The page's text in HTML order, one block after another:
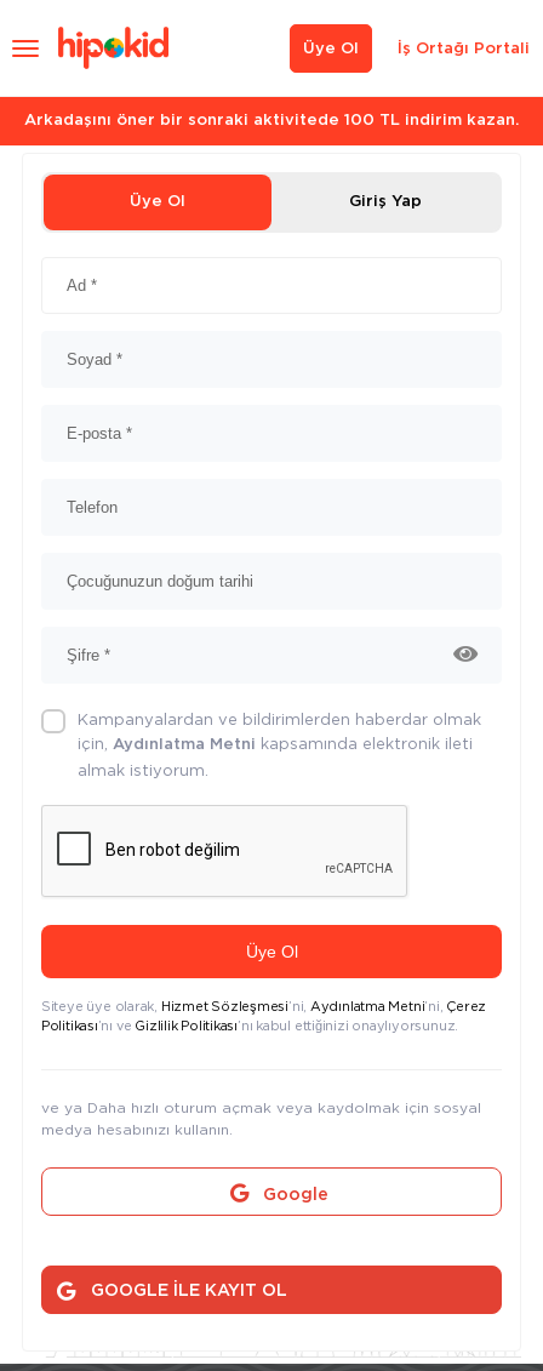
İş Ortağı Portali
Üye Ol
Arkadaşını öner bir sonraki aktivitede 100 TL indirim kazan.
Üye Ol Giriş Yap
Kampanyalardan ve bildirimlerden haberdar olmak
için, Aydınlatma Metni kapsamında elektronik ileti
almak istiyorum.
Üye Ol
Siteye üye olarak, Hizmet Sözleşmesi’ni, Aydınlatma Metni’ni, Çerez
Politikası’nı ve Gizlilik Politikası’nı kabul ettiğinizi onaylıyorsunuz.
ve ya Daha hızlı oturum açmak veya kaydolmak için sosyal
medya hesabınızı kullanın.
Google
GOOGLE İLE KAYIT OL